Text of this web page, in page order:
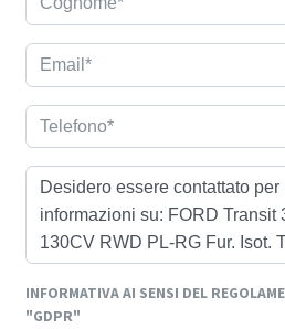
INFORMATIVA AI SENSI DEL
"GDPR"